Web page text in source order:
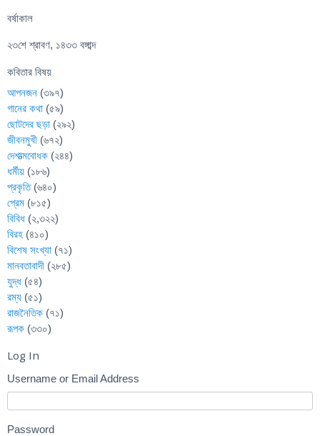
বর্ষাকাল
২৩শে শ্রাবণ, ১৪৩৩ বঙ্গাব্দ
কবিতার বিষয়
আপনজন (৩৯৭)
গানের কথা (৫৯)
ছোটদের ছড়া (২৯২)
জীবনমুখী (৬৭২)
দেশাত্মবোধক (২৪৪)
ধর্মীয় (১৮৬)
প্রকৃতি(৬৪০)
প্রেম (৮১৫)
বিবিধ (২,৩২২)
বিরহ (৪১০)
বিশেষ সংখ্যা (৭১)
মানবতাবাদী (২৮৫)
যুদ্ধ (৫৪)
রম্য (৫১)
রাজনৈতিক (৭১)
রূপক (৩৩০)
Log In
Username or Email Address
Password